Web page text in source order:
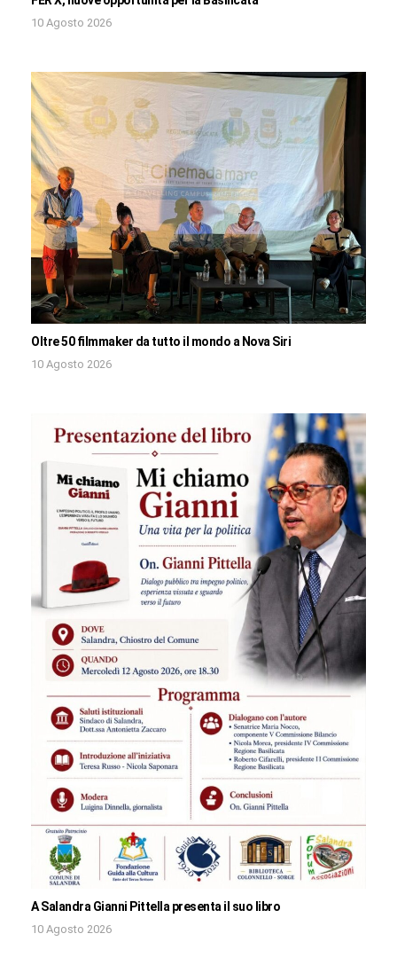
10 Agosto 2026
Oltre 50 filmmaker da tutto il mondo a Nova Siri
10 Agosto 2026
A Salandra Gianni Pittella presenta il suo libro
10 Agosto 2026